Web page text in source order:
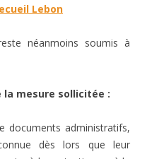
Lebon
néanmoins soumis à
la mesure sollicitée :
documents administratifs,
dès lors que leur